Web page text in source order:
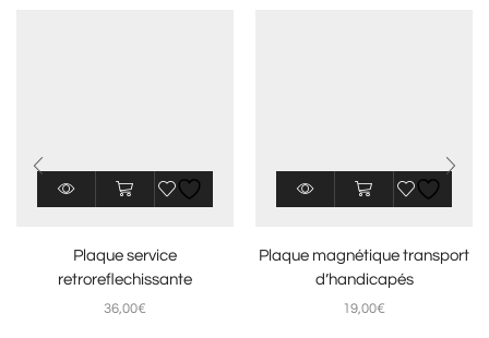
Plaque service
retroreflechissante
36,00€
Plaque magnétique transport
d’handicapés
19,00€